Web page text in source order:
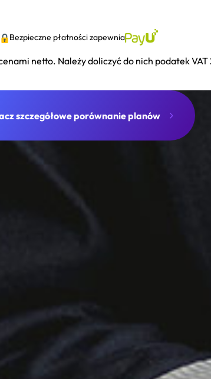
Bezpieczne płatności zapewnia
netto. Należy doliczyć do nich podatek VAT
szczegółowe porównanie planów